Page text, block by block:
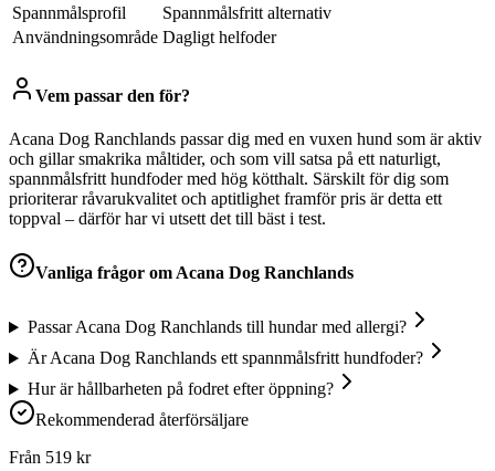
Spannmålsprofil
Spannmålsfritt alternativ
Användningsområde Dagligt helfoder
Vem passar den för?
Acana Dog Ranchlands passar dig med en vuxen hund som är aktiv
och gillar smakrika måltider, och som vill satsa på ett naturligt,
spannmålsfritt hundfoder med hög kötthalt. Särskilt för dig som
prioriterar råvarukvalitet och aptitlighet framför pris är detta ett
toppval – därför har vi utsett det till bäst i test.
Vanliga frågor om Acana Dog Ranchlands
Passar Acana Dog Ranchlands till hundar med allergi?
Är Acana Dog Ranchlands ett spannmålsfritt hundfoder?
Hur är hållbarheten på fodret efter öppning?
Rekommenderad återförsäljare
Från 519 kr